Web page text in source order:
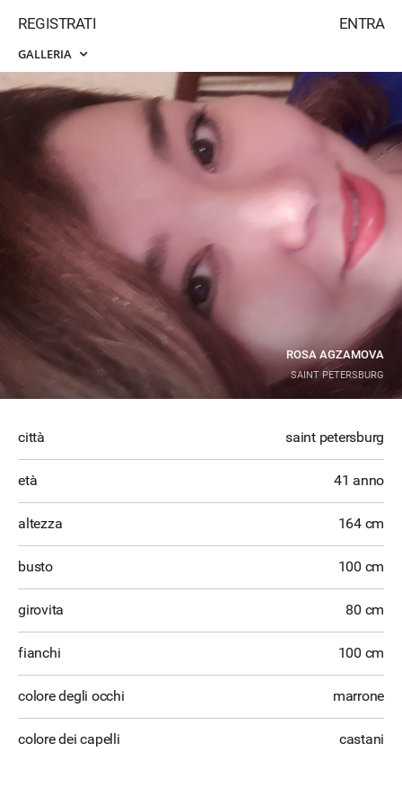
ENTRA
REGISTRATI
GALLERIA
ROSA AGZAMOVA
SAINT PETERSBURG
città saint petersburg
età 41 anno
altezza 164 cm
busto 100 cm
girovita 80 cm
fianchi 100 cm
colore degli occhi marrone
colore dei capelli castani